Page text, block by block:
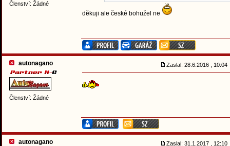
Členství: Žádné
děkuji ale české bohužel ne
autonagano
Členství: Žádné
Zaslal: 28.6.2016 , 10:04
autonagano Zaslal: 31.1.2017 , 12:10